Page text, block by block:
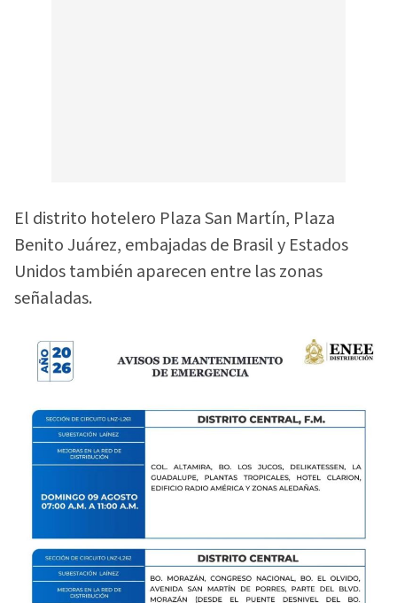
El distrito hotelero Plaza San Martín, Plaza
Benito Juárez, embajadas de Brasil y Estados
Unidos también aparecen entre las zonas
señaladas.